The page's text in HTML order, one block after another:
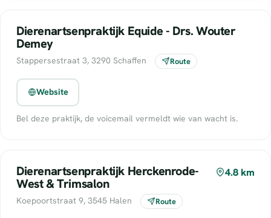
Dierenartsenpraktijk Equide - Drs. Wouter
Demey
Stappersestraat 3, 3290 Schaffen Route
Website
Bel deze praktijk, de voicemail vermeldt wie van wacht is.
Dierenartsenpraktijk Herckenrode-
West & Trimsalon
4.8 km
Koepoortstraat 9, 3545 Halen Route